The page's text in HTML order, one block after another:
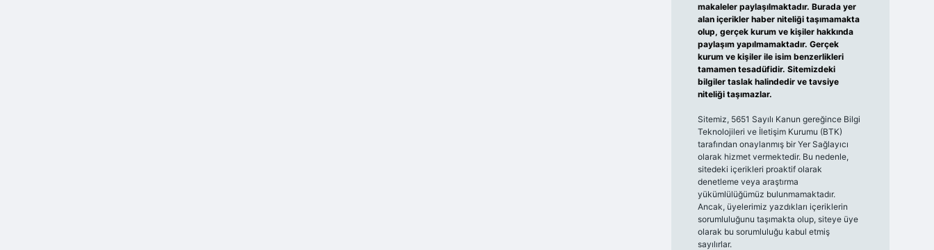
makaleler paylaşılmaktadır. Burada yer
alan içerikler haber niteliği taşımamakta
olup, gerçek kurum ve kişiler hakkında
paylaşım yapılmamaktadır. Gerçek
kurum ve kişiler ile isim benzerlikleri
tamamen tesadüfidir. Sitemizdeki
bilgiler taslak halindedir ve tavsiye
niteliği taşımazlar.
Sitemiz, 5651 Sayılı Kanun gereğince Bilgi
Teknolojileri ve İletişim Kurumu (BTK)
tarafından onaylanmış bir Yer Sağlayıcı
olarak hizmet vermektedir. Bu nedenle,
sitedeki içerikleri proaktif olarak
denetleme veya araştırma
yükümlülüğümüz bulunmamaktadır.
Ancak, üyelerimiz yazdıkları içeriklerin
sorumluluğunu taşımakta olup, siteye üye
olarak bu sorumluluğu kabul etmiş
sayılırlar.